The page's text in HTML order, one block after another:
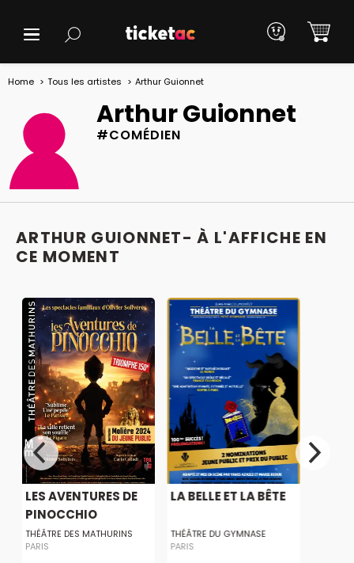
Home Tous les artistes Arthur Guionnet
Arthur Guionnet
#COMÉDIEN
ARTHUR GUIONNET- À L'AFFICHE EN
CE MOMENT
LES AVENTURES DE
PINOCCHIO
THÉÂTRE DES MATHURINS
PARIS
LA BELLE ET LA BÊTE
THÉÂTRE DU GYMNASE
PARIS